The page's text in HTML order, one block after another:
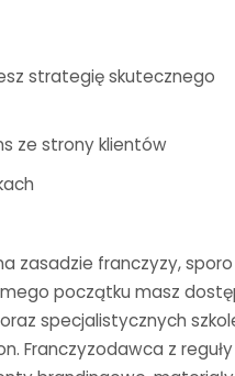
strategię skutecznego
ze strony klientów
zasadzie franczyzy, sporo
początku masz
specjalistycznych
Franczyzodawca z reguły